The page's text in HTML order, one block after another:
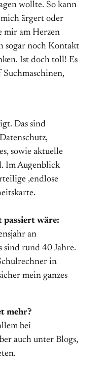
wollte. So kann
mich ärgert oder
mir am Herzen
sogar noch Kontakt
Ist doch toll! Es
Das sind
sowie aktuelle
Im Augenblick
‚endlose
wäre:
an
sind rund 40 Jahre.
in
mein ganzes
mehr?
bei
auch unter Blogs,